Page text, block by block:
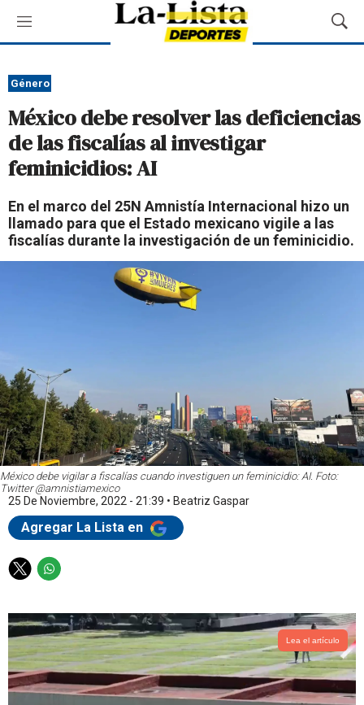
M
e
ú
M
o
a
r
q
u
e
d
Género
México debe resolver las deficiencias
de las fiscalías al investigar
feminicidios: AI
En el marco del 25N Amnistía Internacional hizo un
llamado para que el Estado mexicano vigile a las
fiscalías durante la investigación de un feminicidio.
México debe vigilar a fiscalías cuando investiguen un feminicidio: AI. Foto:
Twitter @amnistiamexico
25 De Noviembre, 2022 - 21:39 • Beatriz Gaspar
Agregar La Lista en
T
i
t
t
e
r
W
a
t
s
a
p
p
Lea el artículo